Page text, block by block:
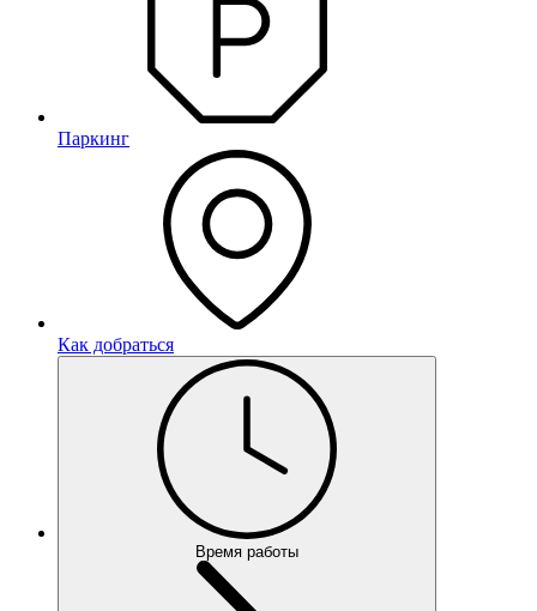
Паркинг
Как добраться
Время работы